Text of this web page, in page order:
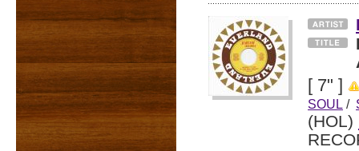
[ 7" ]
SOUL /
(HOL)